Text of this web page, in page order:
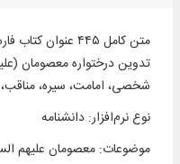
تدوین درختواره معصومان
شخصی، امامت، سیره،
نوع نرم‌افزار:دانشنامه
موضوعات:معصومان علیهم